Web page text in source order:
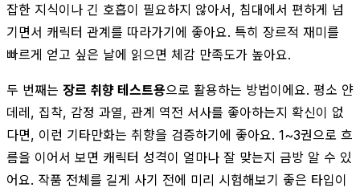
잡한 지식이나 긴 호흡이 필요하지 않아서, 침대에서 편하게 넘
기면서 캐릭터 관계를 따라가기에 좋아요. 특히 장르적 재미를
빠르게 얻고 싶은 날에 읽으면 체감 만족도가 높아요.
두 번째는 장르 취향 테스트용으로 활용하는 방법이에요. 평소 얀
데레, 집착, 감정 과열, 관계 역전 서사를 좋아하는지 확신이 없
다면, 이런 기타만화는 취향을 검증하기에 좋아요. 1~3권으로 흐
름을 이어서 보면 캐릭터 성격이 얼마나 잘 맞는지 금방 알 수 있
어요. 작품 전체를 길게 사기 전에 미리 시험해보기 좋은 타입이